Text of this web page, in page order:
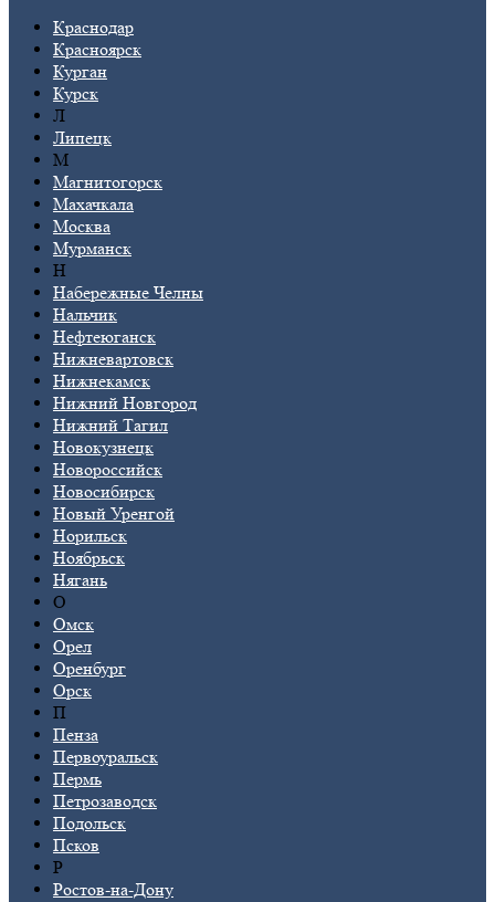
Краснодар
Красноярск
Курган
Курск
Л
Липецк
М
Магнитогорск
Махачкала
Москва
Мурманск
Н
Набережные Челны
Нальчик
Нефтеюганск
Нижневартовск
Нижнекамск
Нижний Новгород
Нижний Тагил
Новокузнецк
Новороссийск
Новосибирск
Новый Уренгой
Норильск
Ноябрьск
Нягань
О
Омск
Орел
Оренбург
Орск
П
Пенза
Первоуральск
Пермь
Петрозаводск
Подольск
Псков
Р
Ростов-на-Дону